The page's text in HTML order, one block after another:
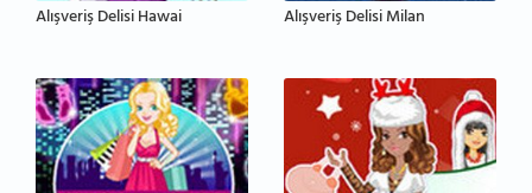
Alışveriş Delisi Hawai Alışveriş Delisi Milan